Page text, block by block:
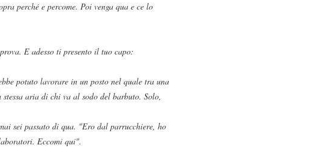
perché e percome. Poi venga qua e ce lo
E adesso ti presento il tuo capo:
potuto lavorare in un posto nel quale tra una
aria di chi va al sodo del barbuto. Solo,
sei passato di qua. "Ero dal parrucchiere, ho
Eccomi qui".